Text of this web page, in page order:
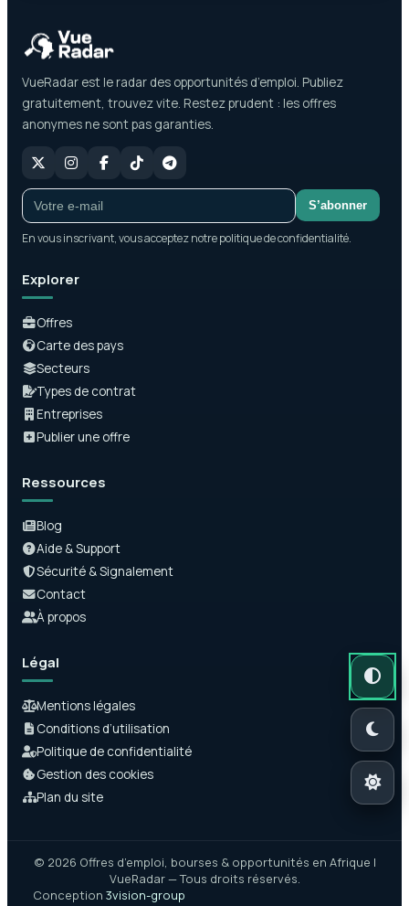
VueRadar est le radar des opportunités d’emploi. Publiez
gratuitement, trouvez vite. Restez prudent : les offres
anonymes ne sont pas garanties.
S’abonner
En vous inscrivant, vous acceptez notre politique de confidentialité.
Explorer
Offres
Carte des pays
Secteurs
Types de contrat
Entreprises
Publier une offre
Ressources
Blog
Aide & Support
Sécurité & Signalement
Contact
À propos
Légal
Mentions légales
Conditions d’utilisation
Politique de confidentialité
Gestion des cookies
Plan du site
© 2026 Offres d’emploi, bourses & opportunités en Afrique |
VueRadar — Tous droits réservés.
Conception 3vision-group
Mode
Mode
Mode clair